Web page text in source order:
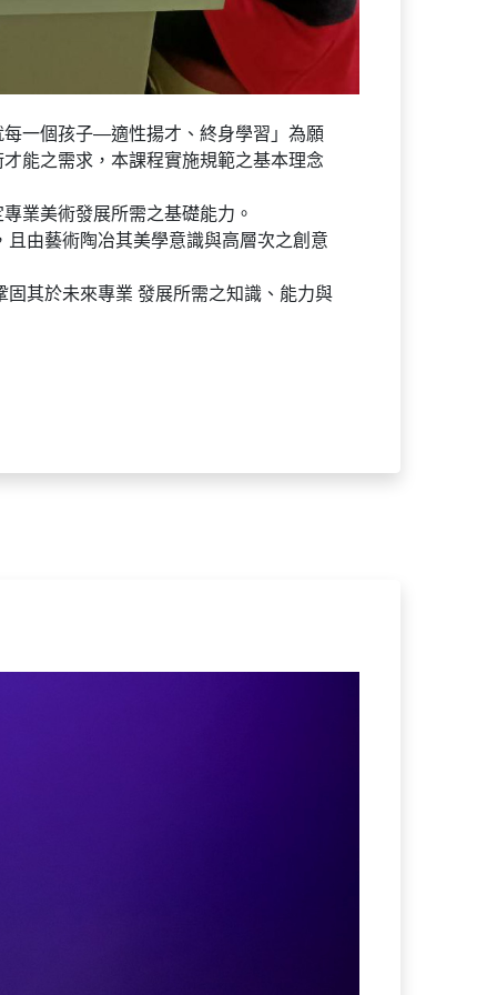
一個孩子—適性揚才、終身學習」為願
能之需求，本課程實施規範之基本理念
業美術發展所需之基礎能力。
由藝術陶冶其美學意識與高層次之創意
其於未來專業 發展所需之知識、能力與